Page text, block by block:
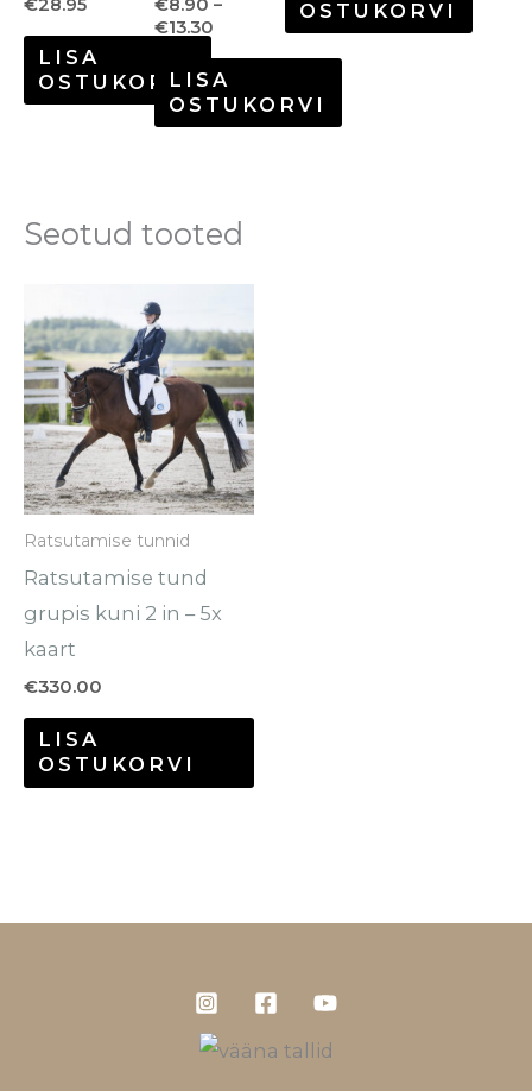
€28.95
LISA
OSTUKORVI
€8.90 –
€13.30
LISA
OSTUKORVI
OSTUKORVI
Seotud tooted
Ratsutamise tunnid
Ratsutamise tund
grupis kuni 2 in – 5x
kaart
€330.00
LISA
OSTUKORVI